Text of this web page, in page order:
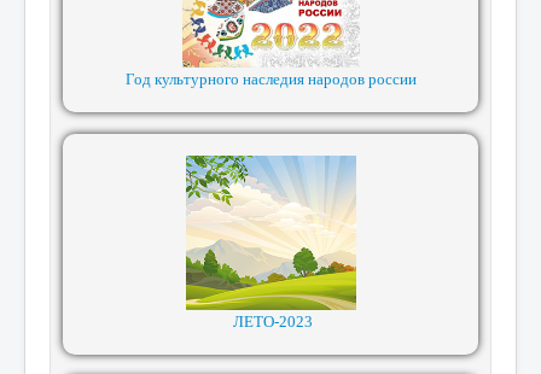
Год культурного наследия народов россии
ЛЕТО-2023